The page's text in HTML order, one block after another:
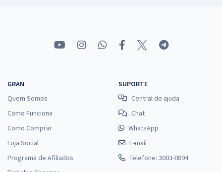
GRAN
Quem Somos
Como Funciona
Como Comprar
Loja Social
Programa de Afiliados
SUPORTE
Central de ajuda
Chat
WhatsApp
E-mail
Telefone: 3003-0894